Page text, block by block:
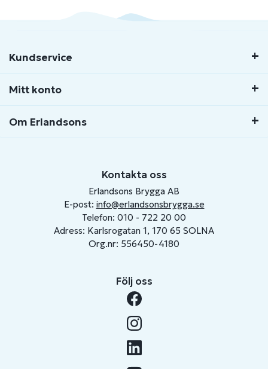
Kundservice
Mitt konto
Om Erlandsons
Kontakta oss
Erlandsons Brygga AB
E-post: info@erlandsonsbrygga.se
Telefon: 010 - 722 20 00
Adress: Karlsrogatan 1, 170 65 SOLNA
Org.nr: 556450-4180
Följ oss